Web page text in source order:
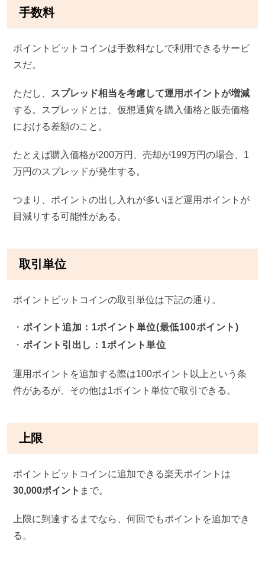
手数料
ポイントビットコインは手数料なしで利用できるサービ
スだ。
ただし、
スプレッド相当を考慮して運用ポイントが増減
する。スプレッドとは、仮想通貨を購入価格と販売価格
における差額のこと。
たとえば購入価格が200万円、売却が199万円の場合、1
万円のスプレッドが発生する。
つまり、ポイントの出し入れが多いほど運用ポイントが
目減りする可能性がある。
取引単位
ポイントビットコインの取引単位は下記の通り。
ポイント追加：1ポイント単位(最低100ポイント)
ポイント引出し：1ポイント単位
運用ポイントを追加する際は100ポイント以上という条
件があるが、その他は1ポイント単位で取引できる。
上限
ポイントビットコインに追加できる楽天ポイントは
30,000ポイント まで。
上限に到達するまでなら、何回でもポイントを追加でき
る。